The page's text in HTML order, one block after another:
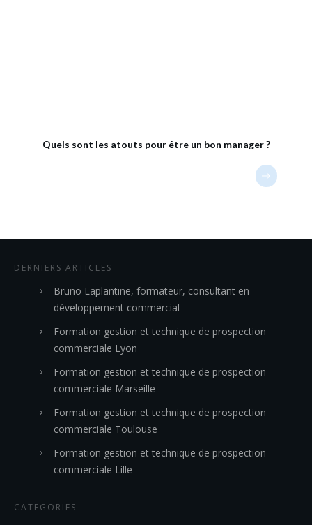
Quels sont les atouts pour être un bon manager ?
DERNIERS ARTICLES
Bruno Laplantine, formateur, consultant en
développement commercial
Formation gestion et technique de prospection
commerciale Lyon
Formation gestion et technique de prospection
commerciale Marseille
Formation gestion et technique de prospection
commerciale Toulouse
Formation gestion et technique de prospection
commerciale Lille
CATEGORIES